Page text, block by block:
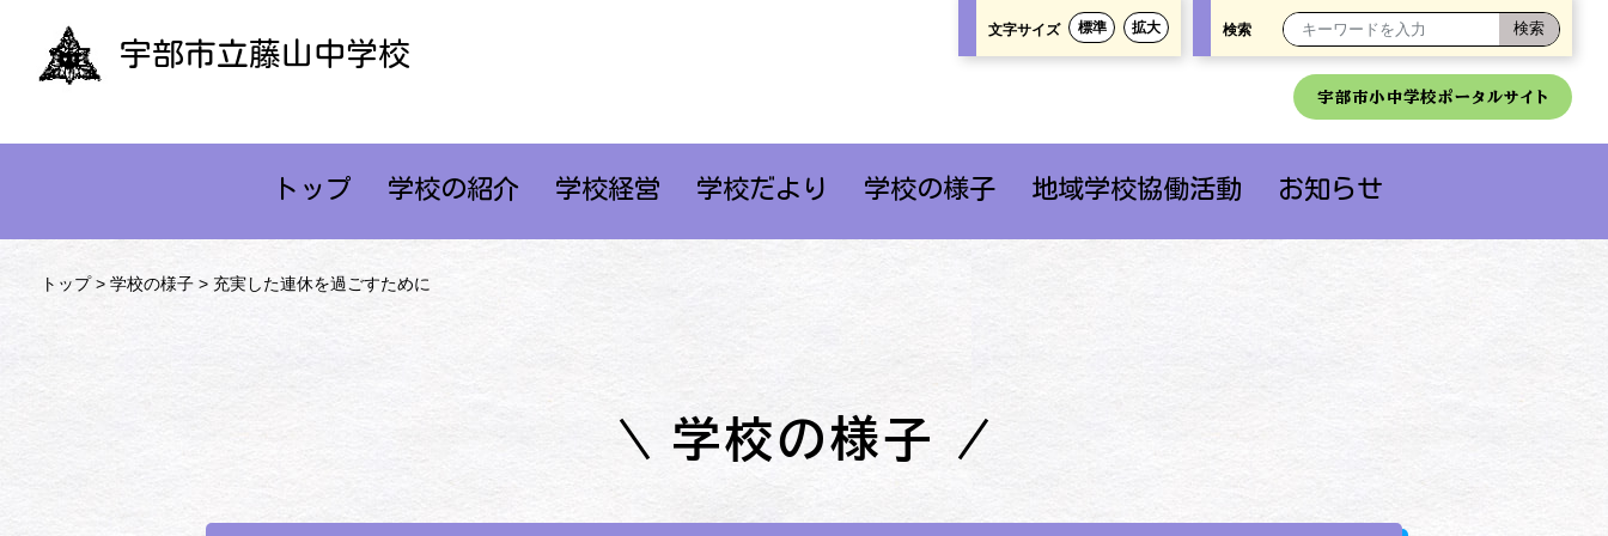
宇部市立藤山中学校
文字サイズ 標準 拡大 検索
宇部市小中学校ポータルサイト
トップ 学校の紹介 学校経営 学校だより 学校の様子 地域学校協働活動 お知らせ
トップ> 学校の様子> 充実した連休を過ごすために
学校の様子